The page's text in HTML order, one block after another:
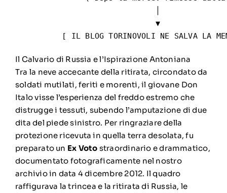
                              ▼
Il Calvario di Russia e l’Ispirazione Antoniana
Tra la neve accecante della ritirata, circondato da
soldati mutilati, feriti e morenti, il giovane Don
Italo visse l’esperienza del freddo estremo che
distrugge i tessuti, subendo l’amputazione di due
dita del piede sinistro. Per ringraziare della
protezione ricevuta in quella terra desolata, fu
preparato un Ex Voto straordinario e drammatico,
documentato fotograficamente nel nostro
archivio in data 4 dicembre 2012. Il quadro
raffigurava la trincea e la ritirata di Russia, le